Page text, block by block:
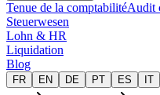
Tenue de la comptabilitéAudit
Steuerwesen
Lohn & HR
Liquidation
Blog
FR EN DE PT ES IT